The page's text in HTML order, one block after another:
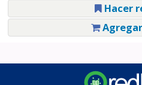
Hacer